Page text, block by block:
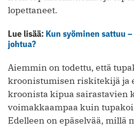
lopettaneet.
Lue lisää: Kun syöminen sattuu
johtua?
Aiemmin on todettu, että
kroonistumisen riskitekijä ja
kroonista kipua sairastavien
voimakkaampaa kuin
Edelleen on epäselvää, millä